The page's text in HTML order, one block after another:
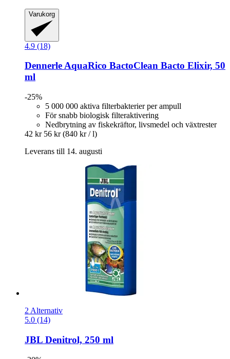
Varukorg
4.9 (18)
DennerleAquaRico BactoClean Bacto Elixir, 50
ml
-25%
5 000 000 aktiva filterbakterier per ampull
För snabb biologisk filteraktivering
Nedbrytning av fiskekräftor, livsmedel och växtrester
42 kr 56 kr (840 kr / l)
Leverans till 14. augusti
2 Alternativ
5.0 (14)
JBL Denitrol, 250 ml